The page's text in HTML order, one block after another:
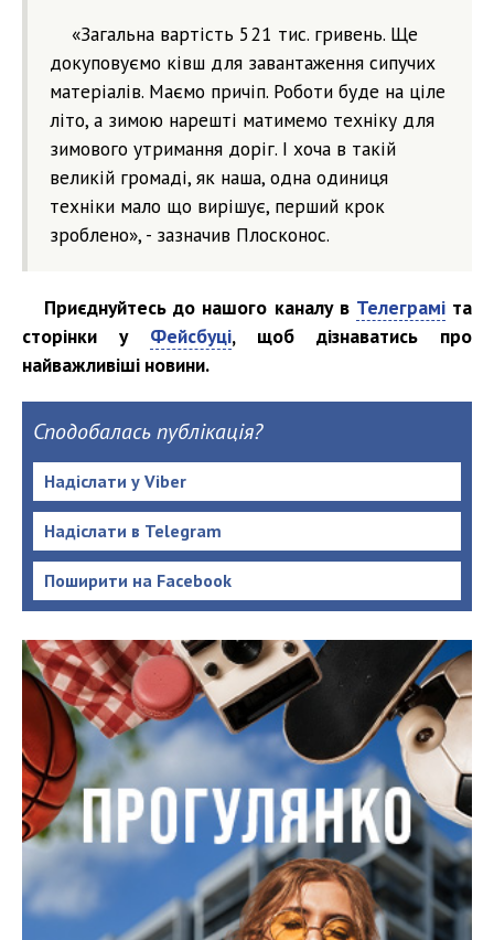
«Загальна вартість 521 тис. гривень. Ще
докуповуємо ківш для завантаження сипучих
матеріалів. Маємо причіп. Роботи буде на ціле
літо, а зимою нарешті матимемо техніку для
зимового утримання доріг. І хоча в такій
великій громаді, як наша, одна одиниця
техніки мало що вирішує, перший крок
зроблено», - зазначив Плосконос.
Приєднуйтесь до нашого каналу в Телеграміта
сторінки у Фейсбуці, щоб дізнаватись про
найважливіші новини.
Сподобалась публікація?
Надіслати у Viber
Надіслати в Telegram
Поширити на Facebook